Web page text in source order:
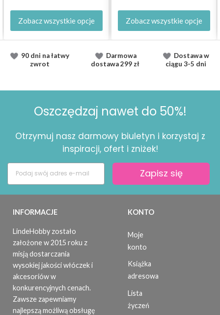
Zobacz wszystkie opcje Zobacz wszystkie opcje
90 dni na łatwy
zwrot
Darmowa
dostawa299 zł
Dostawaw
ciągu 3-5 dni
Oszczędzaj nawet do 50%!
Otrzymuj nasz darmowy biuletyn i korzystaj z
inspiracji, ofert i zniżek!
Zapisz się
INFORMACJE
LindeHobby zostało
założone w 2015 roku z
misją dostarczania
wysokiej jakości włóczek i
akcesoriów w
konkurencyjnych cenach.
Zawsze zapewniamy
najlepszą możliwą obsługę
KONTO
Moje
konto
Książka
adresowa
Lista
życzeń